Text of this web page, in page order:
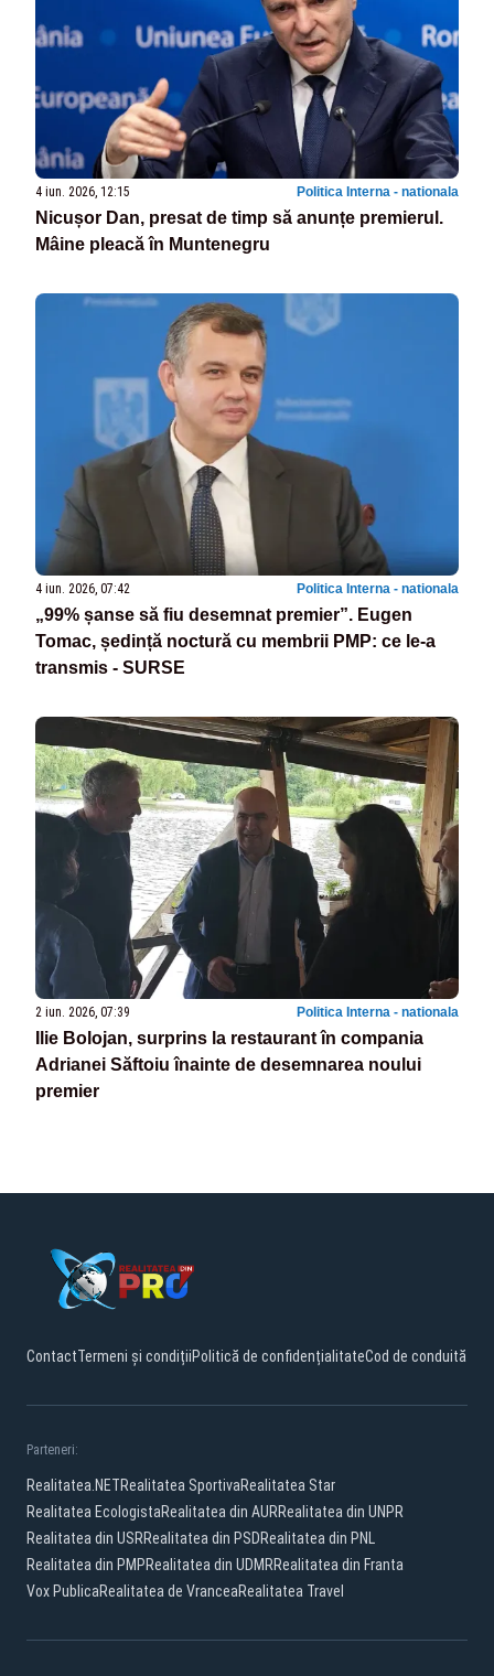
4 iun. 2026, 12:15 Politica Interna - nationala
Nicușor Dan, presat de timp să anunțe premierul.
Mâine pleacă în Muntenegru
4 iun. 2026, 07:42 Politica Interna - nationala
„99% șanse să fiu desemnat premier”. Eugen
Tomac, ședință noctură cu membrii PMP: ce le-a
transmis - SURSE
2 iun. 2026, 07:39 Politica Interna - nationala
Ilie Bolojan, surprins la restaurant în compania
Adrianei Săftoiu înainte de desemnarea noului
premier
ContactTermeni și condițiiPolitică de confidențialitateCod de conduită
Parteneri:
Realitatea.NETRealitatea SportivaRealitatea Star
Realitatea EcologistaRealitatea din AURRealitatea din UNPR
Realitatea din USRRealitatea din PSDRealitatea din PNL
Realitatea din PMPRealitatea din UDMRRealitatea din Franta
Vox PublicaRealitatea de VranceaRealitatea Travel